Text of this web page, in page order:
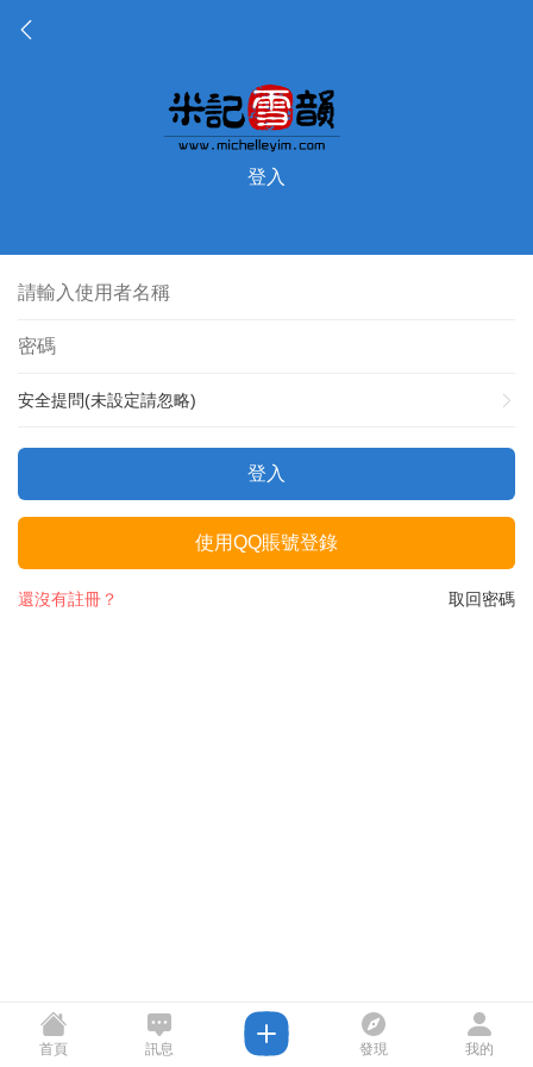
登入
安全提問(未設定請忽略)
登入
使用QQ賬號登錄
取回密碼
還沒有註冊？
首頁 訊息 發現 我的